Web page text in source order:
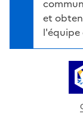
et
l'équipe